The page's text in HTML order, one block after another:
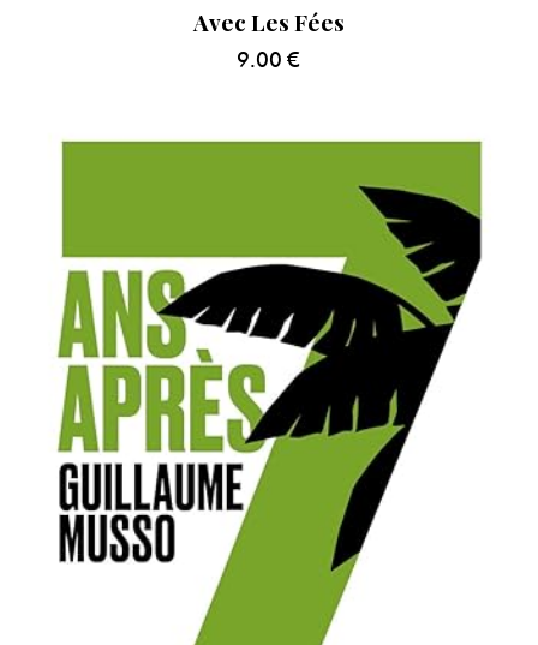
Avec Les Fées
9.00 €